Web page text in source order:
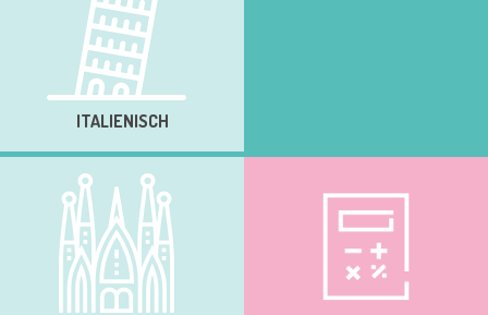
ITALIENISCH